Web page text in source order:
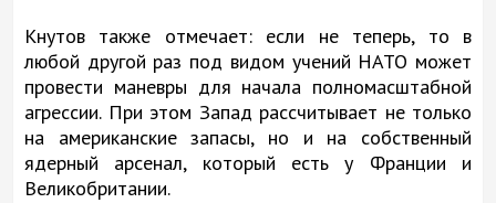
Кнутов также отмечает: если не теперь, то в
любой другой раз под видом учений НАТО может
провести маневры для начала полномасштабной
агрессии. При этом Запад рассчитывает не только
на американские запасы, но и на собственный
ядерный арсенал, который есть у Франции и
Великобритании.